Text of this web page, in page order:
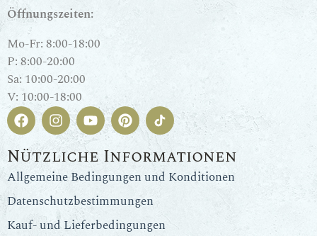
Öffnungszeiten:
Mo-Fr: 8:00-18:00
P: 8:00-20:00
Sa: 10:00-20:00
V: 10:00-18:00
Nützliche Informationen
Allgemeine Bedingungen und Konditionen
Datenschutzbestimmungen
Kauf- und Lieferbedingungen